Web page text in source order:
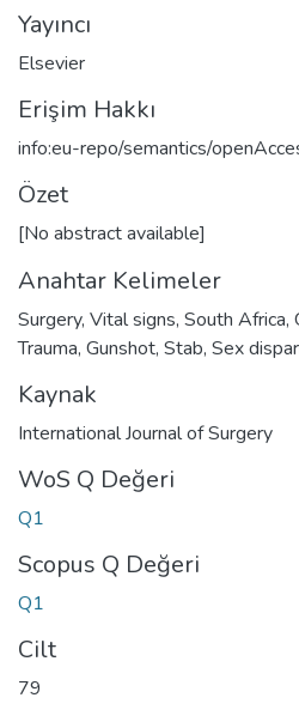
Yayıncı
Elsevier
Erişim Hakkı
info:eu-repo/semantics/
Özet
[No abstract available]
Anahtar Kelimeler
Surgery, Vital signs, South Africa,
Trauma, Gunshot, Stab, Sex
Kaynak
International Journal of Surgery
WoS Q Değeri
Q1
Scopus Q Değeri
Q1
Cilt
79